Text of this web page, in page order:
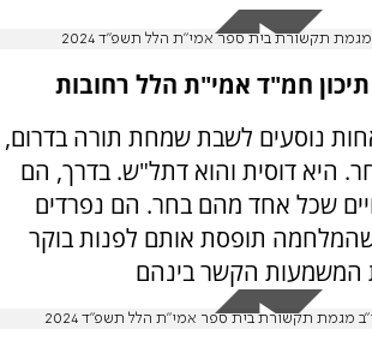
תקשורת בית ספר אמי״ת הלל תשפ״ד 2024
חמ"ד אמי"ת הלל רחובות
נוסעים לשבת שמחת תורה בדרום,
היא דוסית והוא דתל"ש. בדרך, הם
שכל אחד מהם בחר. הם נפרדים
תופסת אותם לפנות בוקר
המשמעות הקשר בינהם
מגמת תקשורת בית ספר אמי״ת הלל תשפ״ד 2024